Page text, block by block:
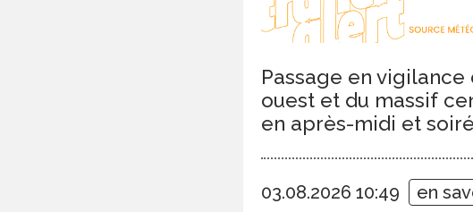
Passage en
ouest et du massif
en après-midi et
03.08.2026 10:49 en